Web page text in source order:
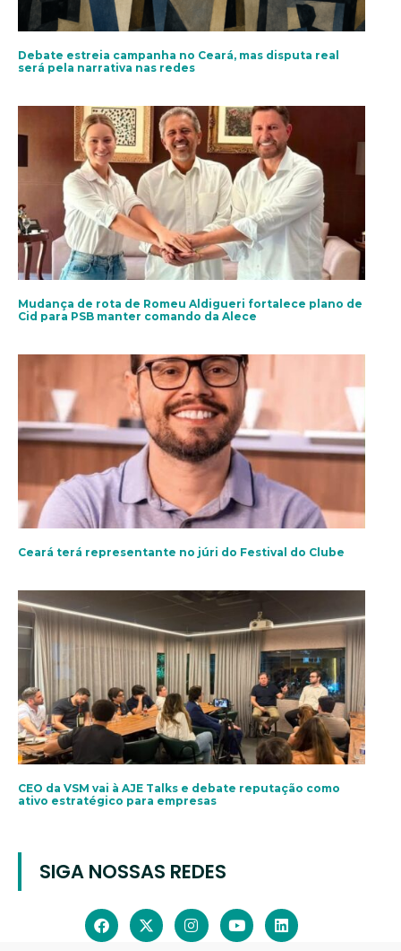
Debate estreia campanha no Ceará, mas disputa real
será pela narrativa nas redes
Mudança de rota de Romeu Aldigueri fortalece plano de
Cid para PSB manter comando da Alece
Ceará terá representante no júri do Festival do Clube
CEO da VSM vai à AJE Talks e debate reputação como
ativo estratégico para empresas
SIGA NOSSAS REDES